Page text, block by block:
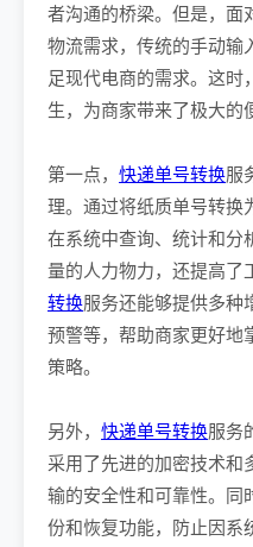
者沟通的桥梁。但是，面
物流需求，传统的手动输
足现代电商的需求。这时，
生，为商家带来了极大的
第一点， 快递单号转换服
理。通过将纸质单号转换
在系统中查询、统计和分
量的人力物力，还提高了
转换服务还能够提供多种
预警等，帮助商家更好地
策略。
另外， 快递单号转换服务
采用了先进的加密技术和
输的安全性和可靠性。同
份和恢复功能，防止因系